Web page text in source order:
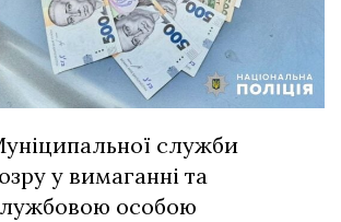
служби
у вимаганні та
особою